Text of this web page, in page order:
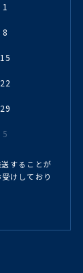
1
8
15
22
29
5
することが
けしており